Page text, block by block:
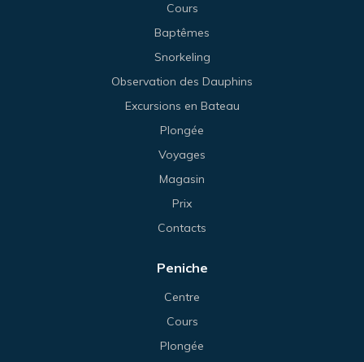
Cours
Baptêmes
Snorkeling
Observation des Dauphins
Excursions en Bateau
Plongée
Voyages
Magasin
Prix
Contacts
Peniche
Centre
Cours
Plongée